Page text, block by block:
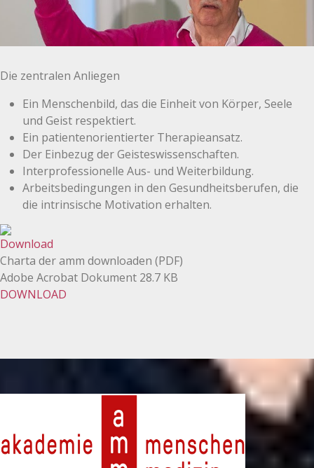
Die zentralen Anliegen
Ein Menschenbild, das die Einheit von Körper, Seele
und Geist respektiert.
Ein patientenorientierter Therapieansatz.
Der Einbezug der Geisteswissenschaften.
Interprofessionelle Aus- und Weiterbildung.
Arbeitsbedingungen in den Gesundheitsberufen, die
die intrinsische Motivation erhalten.
Charta der amm downloaden (PDF)
Adobe Acrobat Dokument 28.7 KB
DOWNLOAD